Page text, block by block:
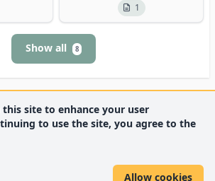
1
Show all 8
this site to enhance your user
to use the site, you agree to the
Allow cookies